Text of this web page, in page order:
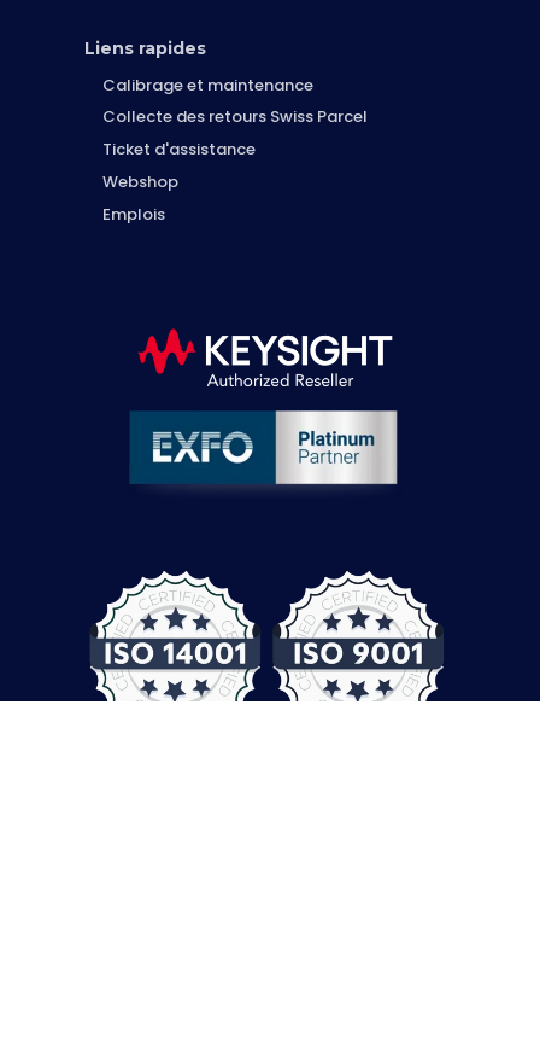
Liens rapides
Calibrage et maintenance
Collecte des retours Swiss Parcel
Ticket d'assistance
Webshop
Emplois